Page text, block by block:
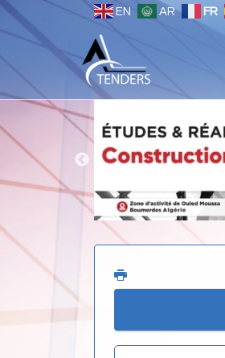
EN AR FR